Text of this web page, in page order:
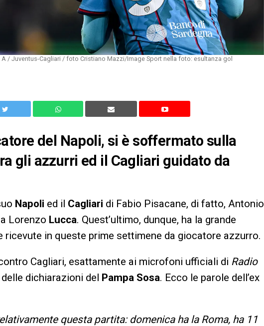
/ Juventus-Cagliari / foto Cristiano Mazzi/Image Sport nella foto: esultanza gol
del Napoli, si è soffermato sulla
gli azzurri ed il Cagliari guidato da
Napoli ed il Cagliari di Fabio Pisacane, di fatto, Antonio
Lorenzo Lucca. Quest’ultimo, dunque, ha la grande
in queste prime settimene da giocatore azzurro.
Cagliari, esattamente ai microfoni ufficiali di Radio
dichiarazioni del Pampa Sosa. Ecco le parole dell’ex
questa partita: domenica ha la Roma, ha 11